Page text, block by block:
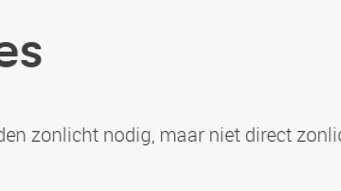
zonlicht nodig, maar niet direct